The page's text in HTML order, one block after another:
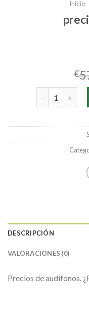
Inicio
€
precio de
DESCRIPCIÓN
VALORACIONES (0)
Precios de audífonos.